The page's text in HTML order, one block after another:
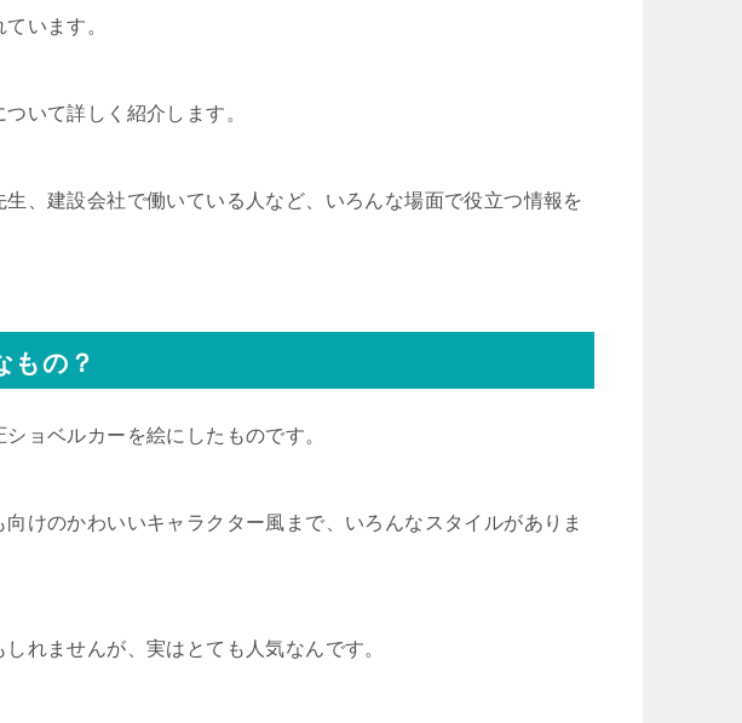
います。
いて詳しく紹介します。
、建設会社で働いている人など、いろんな場面で役立つ情報を
もの？
ョベルカーを絵にしたものです。
けのかわいいキャラクター風まで、いろんなスタイルがありま
れませんが、実はとても人気なんです。